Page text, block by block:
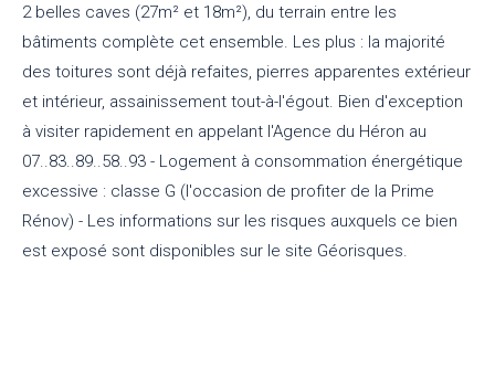
2 belles caves (27m² et 18m²), du terrain entre les
bâtiments complète cet ensemble. Les plus : la majorité
des toitures sont déjà refaites, pierres apparentes extérieur
et intérieur, assainissement tout-à-l'égout. Bien d'exception
à visiter rapidement en appelant l'Agence du Héron au
07..83..89..58..93 - Logement à consommation énergétique
excessive : classe G (l'occasion de profiter de la Prime
Rénov) - Les informations sur les risques auxquels ce bien
est exposé sont disponibles sur le site Géorisques.